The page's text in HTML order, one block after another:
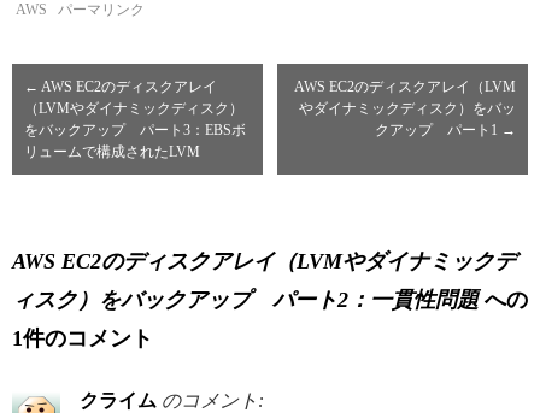
AWS
パーマリンク
← AWS EC2のディスクアレイ
（LVMやダイナミックディスク）
をバックアップ パート3：EBSボ
リュームで構成されたLVM
AWS EC2のディスクアレイ（LVM
やダイナミックディスク）をバッ
クアップ パート1 →
AWS EC2のディスクアレイ（LVMやダイナミックデ
ィスク）をバックアップ パート2：一貫性問題への
1件のコメント
クライム のコメント: